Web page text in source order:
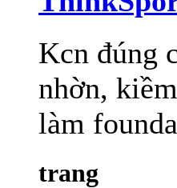
Kcn đúng
nhờn,
làm
trang